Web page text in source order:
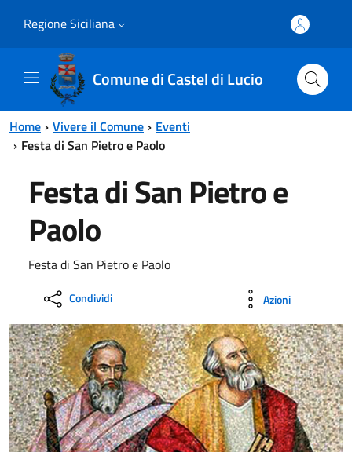
Regione Siciliana
Comune di Castel di Lucio
Home Vivere il Comune
Eventi
Festa di San Pietro e Paolo
Festa di San Pietro e
Paolo
Festa di San Pietro e Paolo
Condividi Azioni